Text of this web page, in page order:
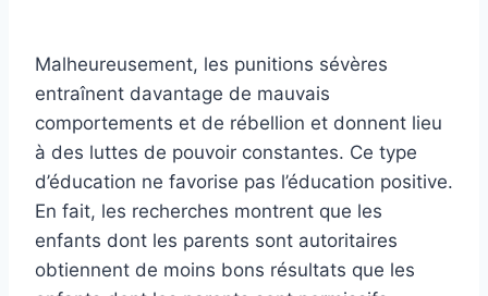
Malheureusement, les punitions sévères
entraînent davantage de mauvais
comportements et de rébellion et donnent lieu
à des luttes de pouvoir constantes. Ce type
d’éducation ne favorise pas l’éducation positive.
En fait, les recherches montrent que les
enfants dont les parents sont autoritaires
obtiennent de moins bons résultats que les